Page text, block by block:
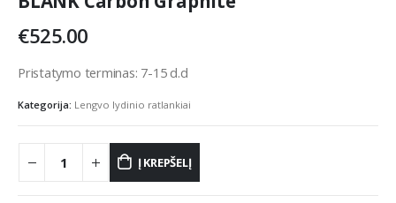
€525.00
Pristatymo terminas: 7-15 d.d
Kategorija: Lengvo lydinio ratlankiai
Į KREPŠELĮ